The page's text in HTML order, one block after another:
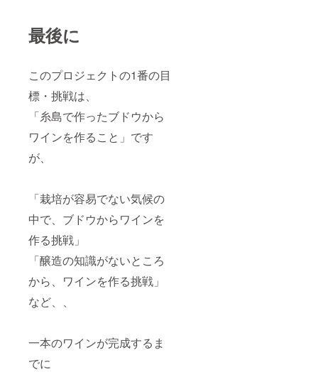
最後に
このプロジェクトの1番の目
標・挑戦は、
「糸島で作ったブドウから
ワインを作ること」です
が、
「栽培が容易でない気候の
中で、ブドウからワインを
作る挑戦」
「醸造の知識がないところ
から、ワインを作る挑戦」
など、、
一本のワインが完成するま
でに